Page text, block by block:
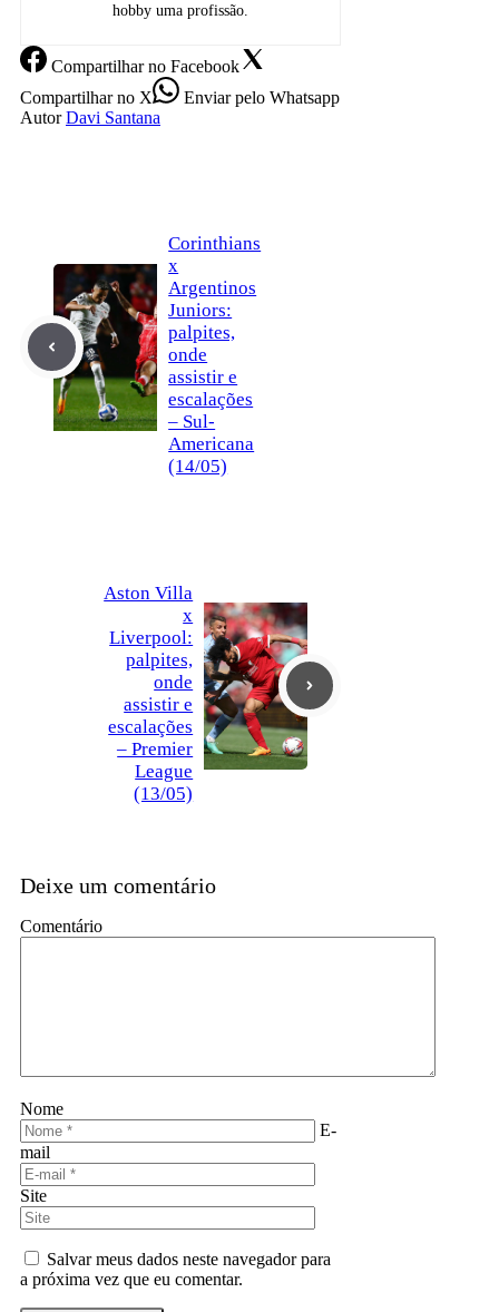
hobby uma profissão.
Compartilharno Facebook
Compartilharno X Enviarpelo Whatsapp
Autor Davi Santana
Corinthians
x
Argentinos
Juniors:
palpites,
onde
assistir e
escalações
– Sul-
Americana
(14/05)
Aston Villa
x
Liverpool:
palpites,
onde
assistir e
escalações
– Premier
League
(13/05)
Deixe um comentário
Comentário
Nome
E-
mail
Site
Salvar meus dados neste navegador para
a próxima vez que eu comentar.